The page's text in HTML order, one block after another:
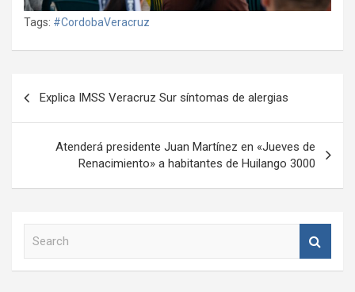
Tags: #CordobaVeracruz
entradas
Explica IMSS Veracruz Sur síntomas de alergias
Atenderá presidente Juan Martínez en «Jueves de
Renacimiento» a habitantes de Huilango 3000